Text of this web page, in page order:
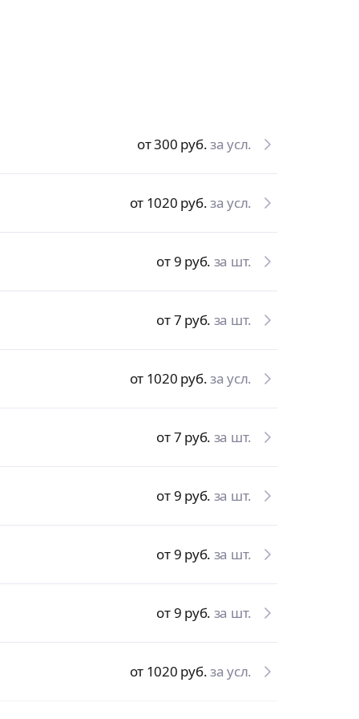
от 300 руб.за усл.
от 1020 руб.за усл.
от 9 руб. за шт.
от 7 руб. за шт.
от 1020 руб.за усл.
от 7 руб. за шт.
от 9 руб. за шт.
от 9 руб. за шт.
от 9 руб. за шт.
от 1020 руб.за усл.